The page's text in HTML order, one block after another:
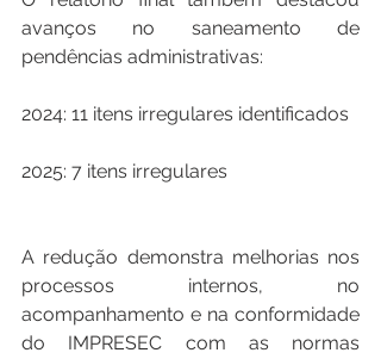
avanços no saneamento de
pendências administrativas:
2024: 11 itens irregulares identificados
2025: 7 itens irregulares
A redução demonstra melhorias nos
processos internos, no
acompanhamento e na conformidade
do IMPRESEC com as normas